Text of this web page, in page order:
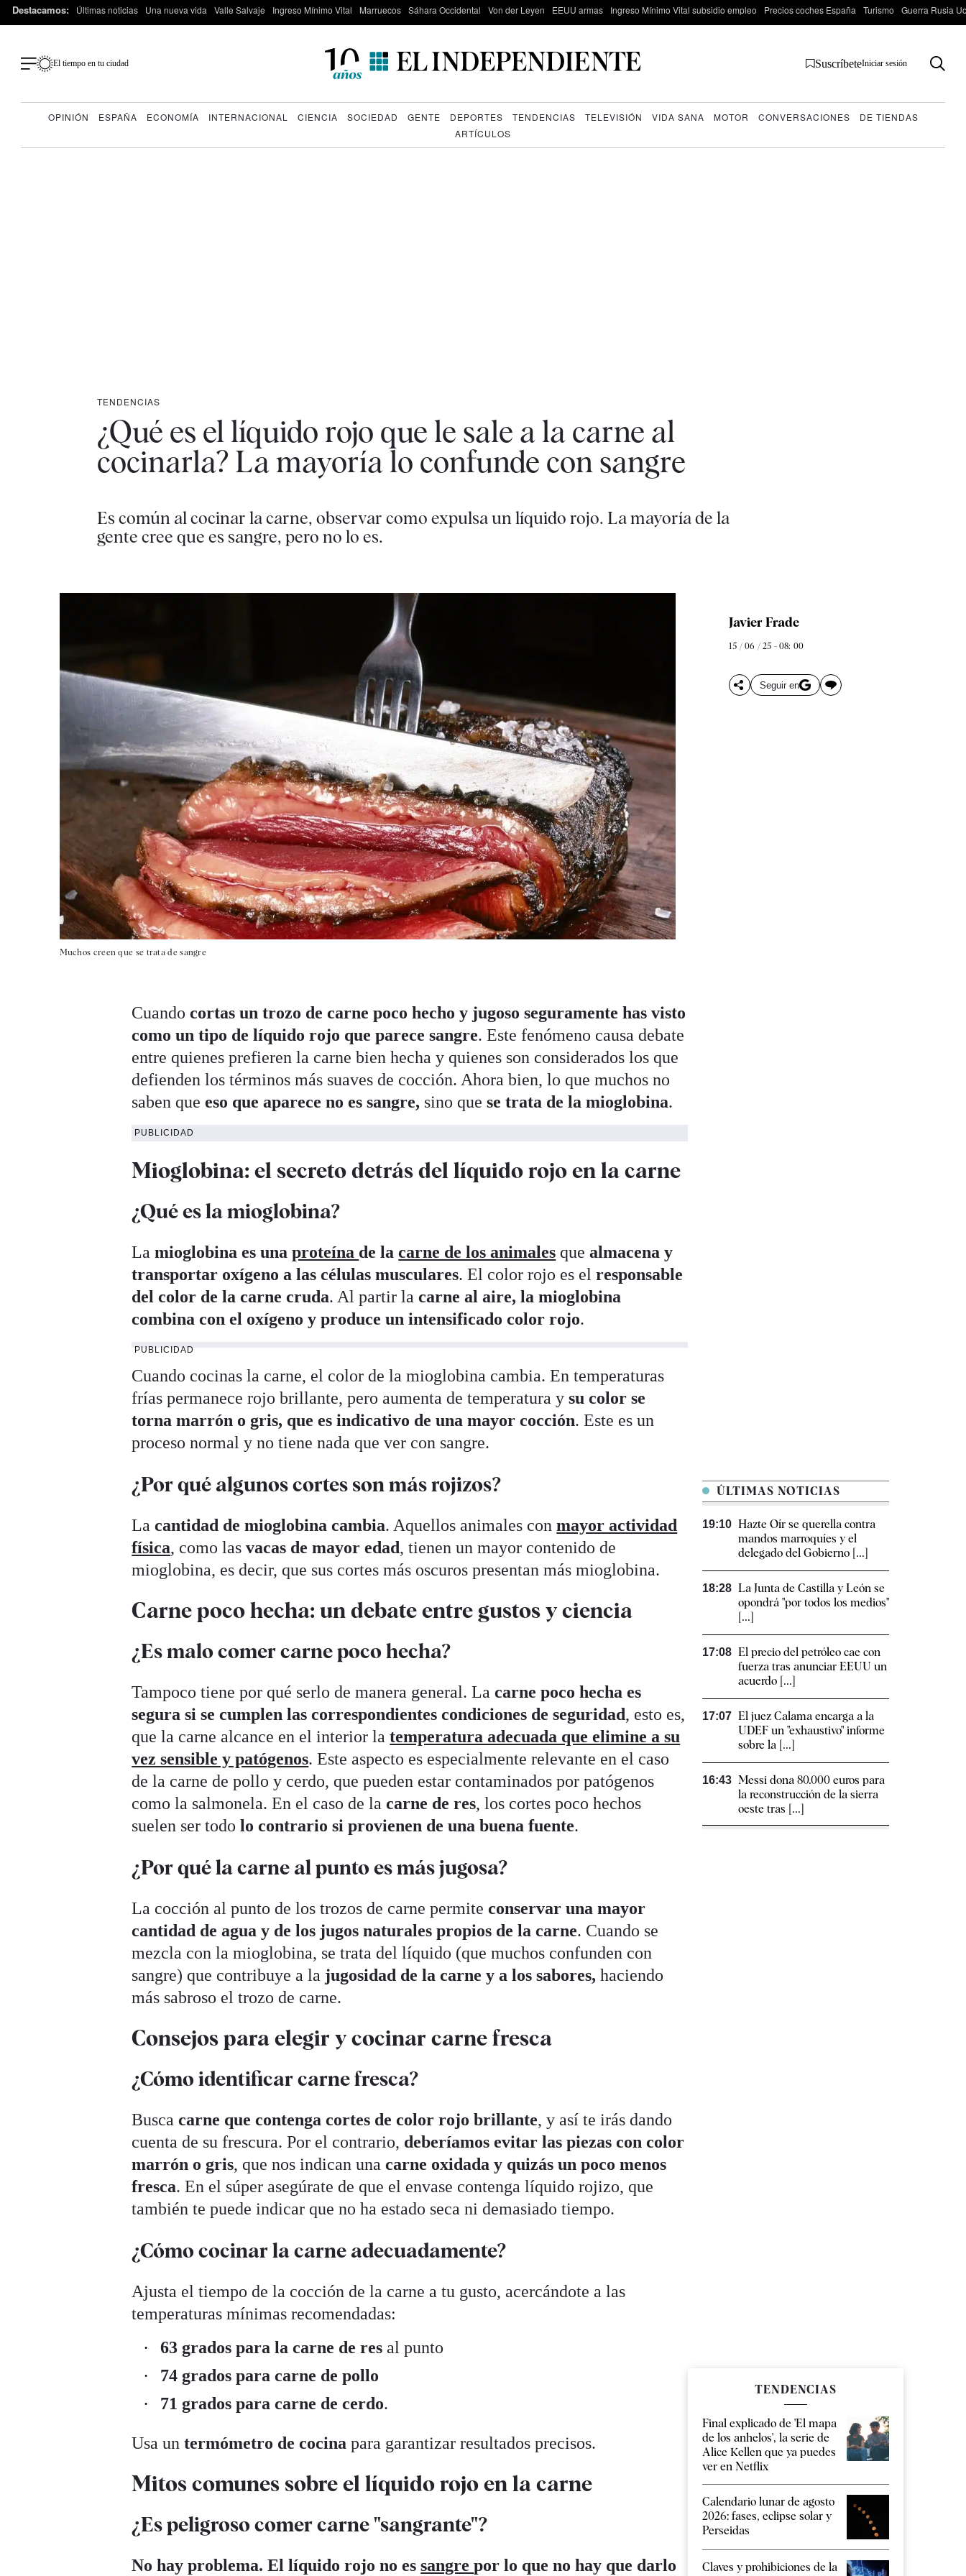
Destacamos: Últimas noticias Una nueva vida Valle Salvaje Ingreso Mínimo Vital Marruecos Sáhara Occidental Von der Leyen EEUU armas Ingreso Mínimo Vital subsidio empleo Precios coches España Turismo Guerra Rusia
El tiempo en tu ciudad SuscríbeteIniciar sesión
OPINIÓN ESPAÑA ECONOMÍA INTERNACIONAL CIENCIA SOCIEDAD GENTE DEPORTES TENDENCIAS TELEVISIÓN VIDA SANA MOTOR CONVERSACIONES
DE TIENDAS
ARTÍCULOS
TENDENCIAS
¿Qué es el líquido rojo que le sale a la carne al
cocinarla? La mayoría lo confunde con sangre
Es común al cocinar la carne, observar como expulsa un líquido rojo. La mayoría de la
gente cree que es sangre, pero no lo es.
Muchos creen que se trata de sangre
Javier Frade
15 / 06 / 25 - 08: 00
Seguir en
Cuandocortas un trozo de carne poco hecho y jugoso seguramente has visto
como un tipo de líquido rojo que parece sangre. Este fenómeno causa debate
entre quienes prefieren la carne bien hecha y quienes son considerados los que
defienden los términos más suaves de cocción. Ahora bien, lo que muchos no
saben queeso que aparece no es sangre, sino quese trata de la mioglobina.
PUBLICIDAD
Mioglobina: el secreto detrás del líquido rojo en la carne
¿Qué es la mioglobina?
Lamioglobina es unaproteína de lacarne de los animales quealmacena y
transportar oxígeno a las células musculares. El color rojo es elresponsable
del color de la carne cruda. Al partir lacarne al aire, la mioglobina
combina con el oxígeno y produce un intensificado color rojo.
PUBLICIDAD
Cuando cocinas la carne, el color de la mioglobina cambia. En temperaturas
frías permanece rojo brillante, pero aumenta de temperatura y su color se
torna marrón o gris, que es indicativo de una mayor cocción. Este es un
proceso normal y no tiene nada que ver con sangre.
¿Por qué algunos cortes son más rojizos?
Lacantidad de mioglobina cambia. Aquellos animales conmayor actividad
física, como lasvacas de mayor edad, tienen un mayor contenido de
mioglobina, es decir, que sus cortes más oscuros presentan más mioglobina.
Carne poco hecha: un debate entre gustos y ciencia
¿Es malo comer carne poco hecha?
Tampoco tiene por qué serlo de manera general. Lacarne poco hecha es
segura si se cumplen las correspondientes condiciones de seguridad, esto es,
que la carne alcance en el interior latemperatura adecuada que elimine a su
vez sensible y patógenos. Este aspecto es especialmente relevante en el caso
de la carne de pollo y cerdo, que pueden estar contaminados por patógenos
como la salmonela. En el caso de lacarne de res, los cortes poco hechos
suelen ser todolo contrario si provienen de una buena fuente.
¿Por qué la carne al punto es más jugosa?
La cocción al punto de los trozos de carne permiteconservar una mayor
cantidad de agua y de los jugos naturales propios de la carne. Cuando se
mezcla con la mioglobina, se trata del líquido (que muchos confunden con
sangre) que contribuye a la jugosidad de la carne y a los sabores, haciendo
más sabroso el trozo de carne.
Consejos para elegir y cocinar carne fresca
¿Cómo identificar carne fresca?
Busca carne que contenga cortes de color rojo brillante, y así te irás dando
cuenta de su frescura. Por el contrario, deberíamos evitar las piezas con color
marrón o gris, que nos indican unacarne oxidada y quizás un poco menos
fresca. En el súper asegúrate de que el envase contenga líquido rojizo, que
también te puede indicar que no ha estado seca ni demasiado tiempo.
¿Cómo cocinar la carne adecuadamente?
Ajusta el tiempo de la cocción de la carne a tu gusto, acercándote a las
temperaturas mínimas recomendadas:
63 grados para la carne de res al punto
74 grados para carne de pollo
71 grados para carne de cerdo.
Usa untermómetro de cocina para garantizar resultados precisos.
Mitos comunes sobre el líquido rojo en la carne
¿Es peligroso comer carne "sangrante"?
No hay problema. El líquido rojo no essangrepor lo que no hay que darlo
ÚLTIMAS NOTICIAS
19:10 Hazte Oír se querella contra
mandos marroquíes y el
delegado del Gobierno [...]
18:28 La Junta de Castilla y León se
opondrá "por todos los medios"
[...]
17:08 El precio del petróleo cae con
fuerza tras anunciar EEUU un
acuerdo [...]
17:07 El juez Calama encarga a la
UDEF un "exhaustivo" informe
sobre la [...]
16:43 Messi dona 80.000 euros para
la reconstrucción de la sierra
oeste tras [...]
TENDENCIAS
Final explicado de 'El mapa
de los anhelos', la serie de
Alice Kellen que ya puedes
ver en Netflix
Calendario lunar de agosto
2026: fases, eclipse solar y
Perseidas
Claves y prohibiciones de la